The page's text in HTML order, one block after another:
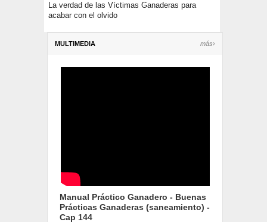
La verdad de las Víctimas Ganaderas para
acabar con el olvido
MULTIMEDIA más›
Manual Práctico Ganadero - Buenas
Prácticas Ganaderas (saneamiento) -
Cap 144